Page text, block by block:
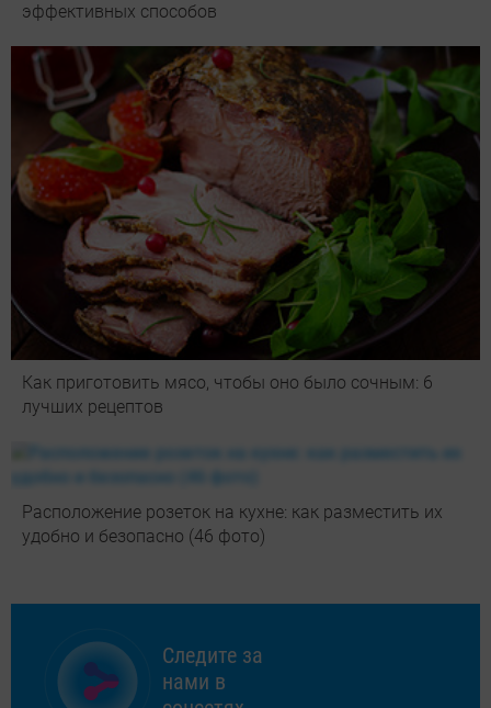
эффективных способов
Как приготовить мясо, чтобы оно было сочным: 6
лучших рецептов
Расположение розеток на кухне: как разместить их
удобно и безопасно (46 фото)
Следите за
нами в